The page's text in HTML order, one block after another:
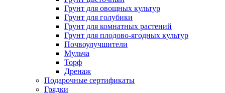
Грунт для овощных культур
Грунт для голубики
Грунт для комнатных растений
Грунт для плодово-ягодных культур
Почвоулучшители
Мульча
Торф
Дренаж
Подарочные сертификаты
Грядки